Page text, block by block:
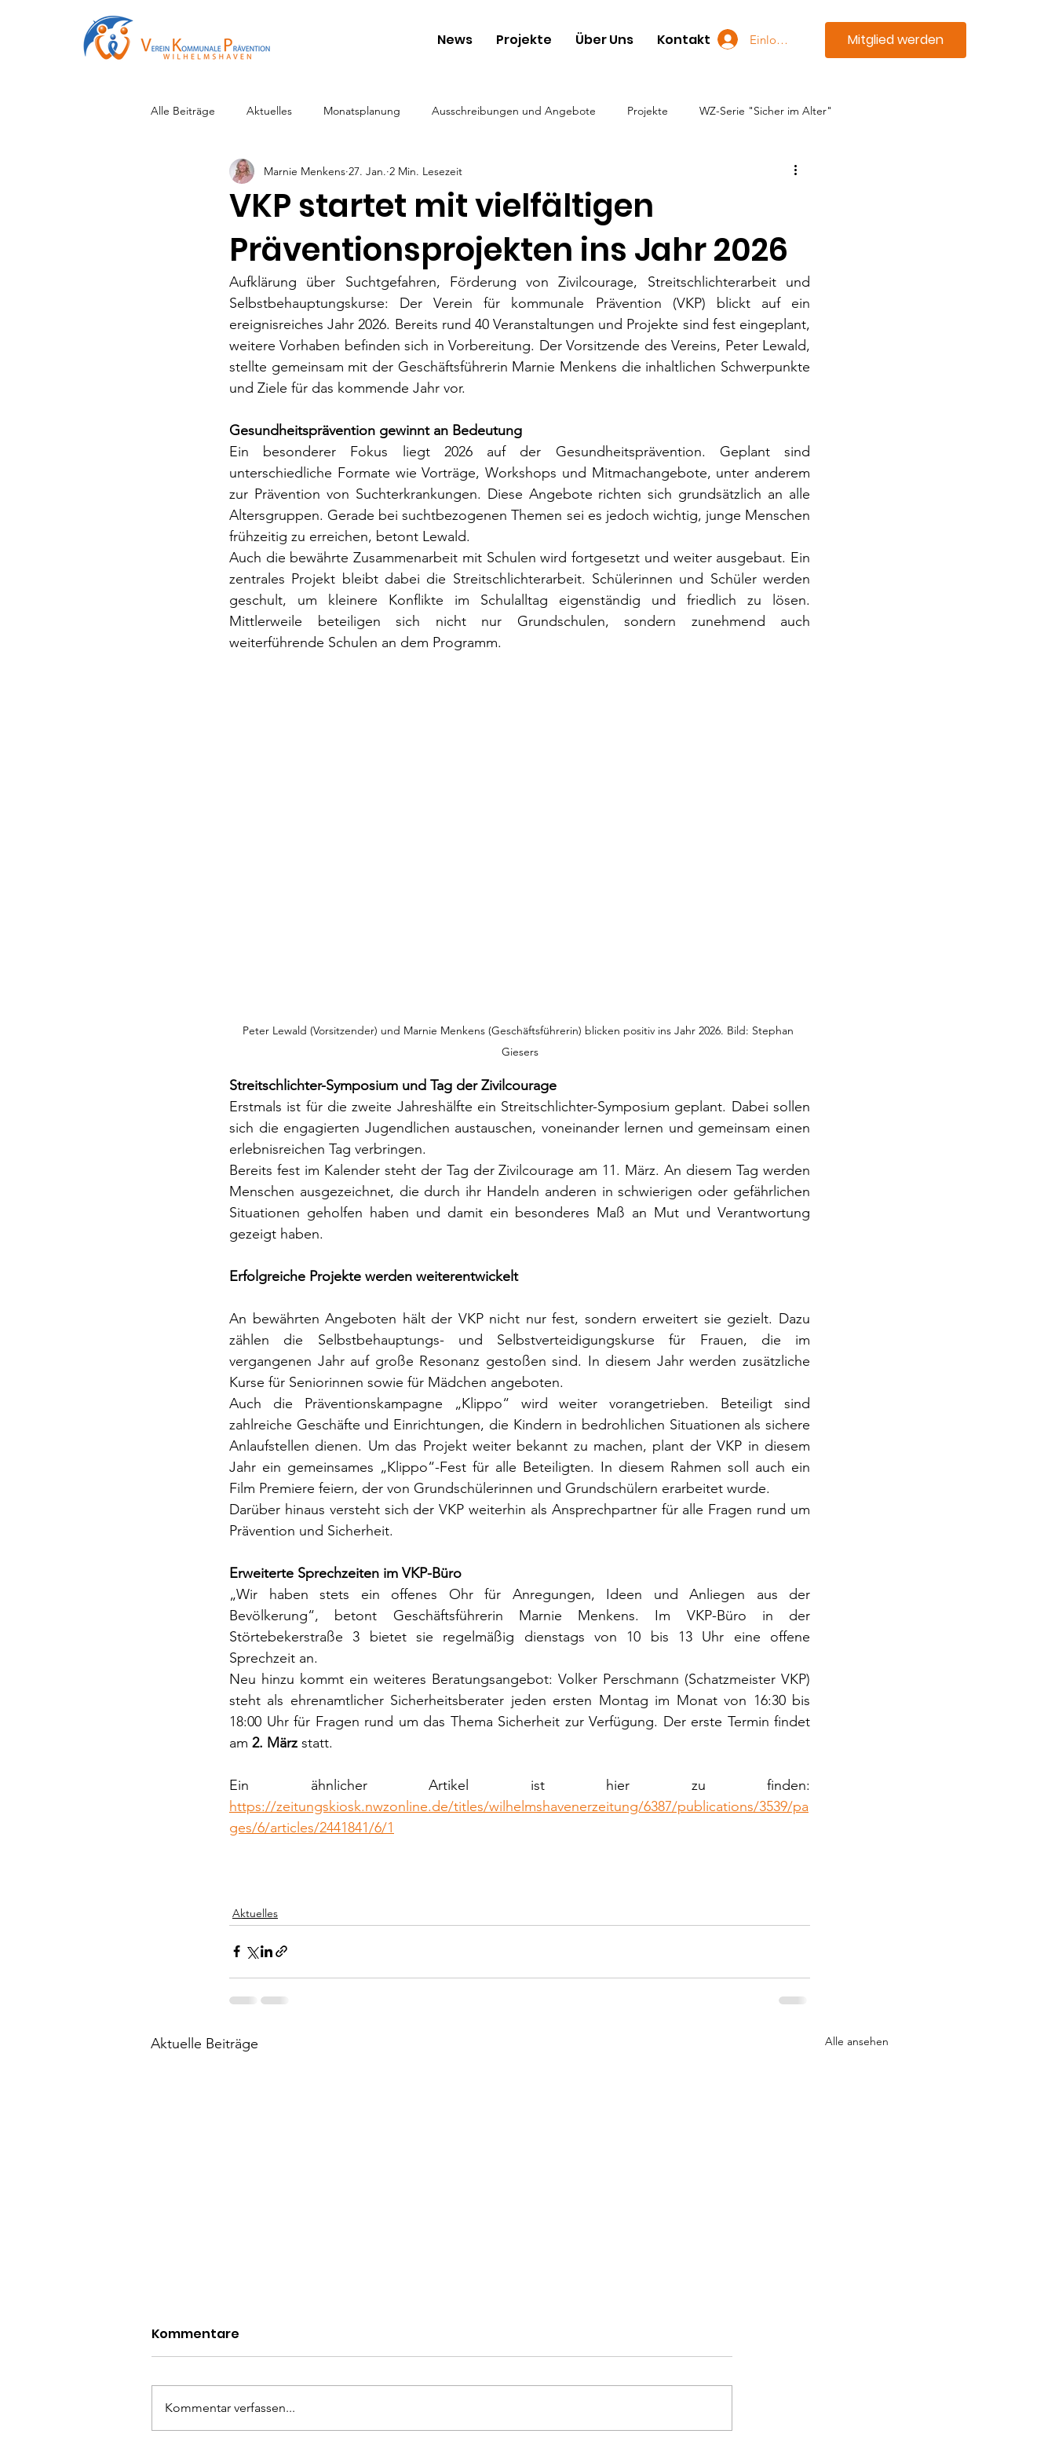
News Projekte Über Uns Kontakt Einloggen Mitglied werden
Alle Beiträge Aktuelles Monatsplanung Ausschreibungen und Angebote Projekte WZ-Serie "Sicher im Alter"
VKP startet mit vielfältigen
Präventionsprojekten ins Jahr 2026
Marnie Menkens 27. Jan. 2 Min. Lesezeit
Aufklärung über Suchtgefahren, Förderung von Zivilcourage, Streitschlichterarbeit und
Selbstbehauptungskurse: Der Verein für kommunale Prävention (VKP) blickt auf ein
ereignisreiches Jahr 2026. Bereits rund 40 Veranstaltungen und Projekte sind fest eingeplant,
weitere Vorhaben befinden sich in Vorbereitung. Der Vorsitzende des Vereins, Peter Lewald,
stellte gemeinsam mit der Geschäftsführerin Marnie Menkens die inhaltlichen Schwerpunkte
und Ziele für das kommende Jahr vor.
Gesundheitsprävention gewinnt an Bedeutung
Ein besonderer Fokus liegt 2026 auf der Gesundheitsprävention. Geplant sind
unterschiedliche Formate wie Vorträge, Workshops und Mitmachangebote, unter anderem
zur Prävention von Suchterkrankungen. Diese Angebote richten sich grundsätzlich an alle
Altersgruppen. Gerade bei suchtbezogenen Themen sei es jedoch wichtig, junge Menschen
frühzeitig zu erreichen, betont Lewald.
Auch die bewährte Zusammenarbeit mit Schulen wird fortgesetzt und weiter ausgebaut. Ein
zentrales Projekt bleibt dabei die Streitschlichterarbeit. Schülerinnen und Schüler werden
geschult, um kleinere Konflikte im Schulalltag eigenständig und friedlich zu lösen.
Mittlerweile beteiligen sich nicht nur Grundschulen, sondern zunehmend auch
weiterführende Schulen an dem Programm.
Peter Lewald (Vorsitzender) und Marnie Menkens (Geschäftsführerin) blicken positiv ins Jahr 2026. Bild: Stephan
Giesers
Streitschlichter-Symposium und Tag der Zivilcourage
Erstmals ist für die zweite Jahreshälfte ein Streitschlichter-Symposium geplant. Dabei sollen
sich die engagierten Jugendlichen austauschen, voneinander lernen und gemeinsam einen
erlebnisreichen Tag verbringen.
Bereits fest im Kalender steht der Tag der Zivilcourage am 11. März. An diesem Tag werden
Menschen ausgezeichnet, die durch ihr Handeln anderen in schwierigen oder gefährlichen
Situationen geholfen haben und damit ein besonderes Maß an Mut und Verantwortung
gezeigt haben.
Erfolgreiche Projekte werden weiterentwickelt
An bewährten Angeboten hält der VKP nicht nur fest, sondern erweitert sie gezielt. Dazu
zählen die Selbstbehauptungs- und Selbstverteidigungskurse für Frauen, die im
vergangenen Jahr auf große Resonanz gestoßen sind. In diesem Jahr werden zusätzliche
Kurse für Seniorinnen sowie für Mädchen angeboten.
Auch die Präventionskampagne „Klippo“ wird weiter vorangetrieben. Beteiligt sind
zahlreiche Geschäfte und Einrichtungen, die Kindern in bedrohlichen Situationen als sichere
Anlaufstellen dienen. Um das Projekt weiter bekannt zu machen, plant der VKP in diesem
Jahr ein gemeinsames „Klippo“-Fest für alle Beteiligten. In diesem Rahmen soll auch ein
Film Premiere feiern, der von Grundschülerinnen und Grundschülern erarbeitet wurde.
Darüber hinaus versteht sich der VKP weiterhin als Ansprechpartner für alle Fragen rund um
Prävention und Sicherheit.
Erweiterte Sprechzeiten im VKP-Büro
„Wir haben stets ein offenes Ohr für Anregungen, Ideen und Anliegen aus der
Bevölkerung“, betont Geschäftsführerin Marnie Menkens. Im VKP-Büro in der
Störtebekerstraße 3 bietet sie regelmäßig dienstags von 10 bis 13 Uhr eine offene
Sprechzeit an.
Neu hinzu kommt ein weiteres Beratungsangebot: Volker Perschmann (Schatzmeister VKP)
steht als ehrenamtlicher Sicherheitsberater jeden ersten Montag im Monat von 16:30 bis
18:00 Uhr für Fragen rund um das Thema Sicherheit zur Verfügung. Der erste Termin findet
am 2. März statt.
https://zeitungskiosk.nwzonline.de/titles/wilhelmshavenerzeitung/6387/publications/3539/pa
ges/6/articles/2441841/6/1
Aktuelles
Aktuelle Beiträge Alle ansehen
Kommentare
Kommentar verfassen...